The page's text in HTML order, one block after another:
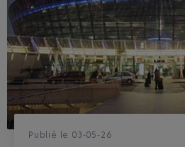
Publié le 03-05-26